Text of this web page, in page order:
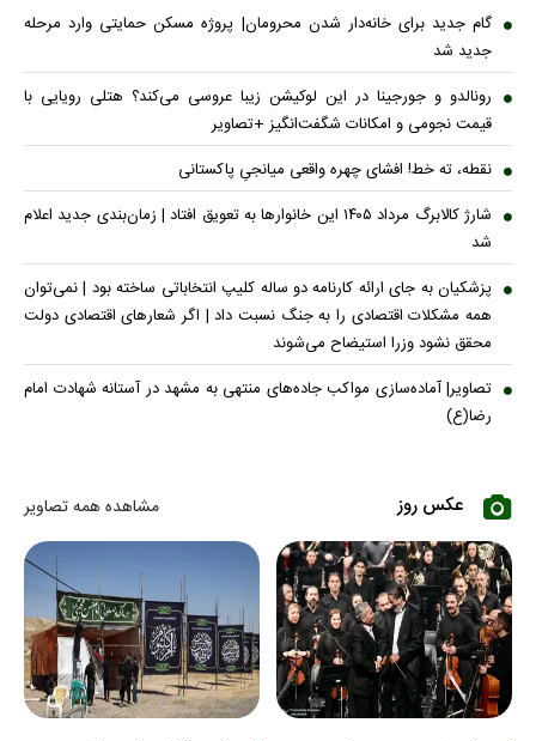
گام جدید برای خانه‌دار شدن محرومان| پروژه مسکن حمایتی وارد مرحله
جدید شد
رونالدو و جورجینا در این لوکیشن زیبا عروسی می‌کند؟ هتلی رویایی با
قیمت نجومی و امکانات شگفت‌انگیز +تصاویر
نقطه، ته خط! افشای چهره واقعی میانجیِ پاکستانی
شارژ کالابرگ مرداد ۱۴۰۵ این خانوار‌ها به تعویق افتاد | زمان‌بندی جدید اعلام
شد
پزشکیان به جای ارائه کارنامه دو ساله کلیپ انتخاباتی ساخته بود | نمی‌توان
همه مشکلات اقتصادی را به جنگ نسبت داد | اگر شعار‌های اقتصادی دولت
محقق نشود وزرا استیضاح می‌شوند
تصاویر| آماده‌سازی مواکب جاده‌های منتهی به مشهد در آستانه شهادت امام
رضا(ع)
عکس روز مشاهده همه تصاویر